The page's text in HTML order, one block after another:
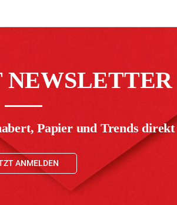
NEWSLETTER
Papier und Trends
ANMELDEN